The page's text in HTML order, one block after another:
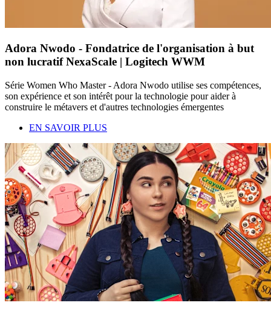
Adora Nwodo - Fondatrice de l'organisation à but
non lucratif NexaScale | Logitech WWM
Série Women Who Master - Adora Nwodo utilise ses compétences,
son expérience et son intérêt pour la technologie pour aider à
construire le métavers et d'autres technologies émergentes
EN SAVOIR PLUS